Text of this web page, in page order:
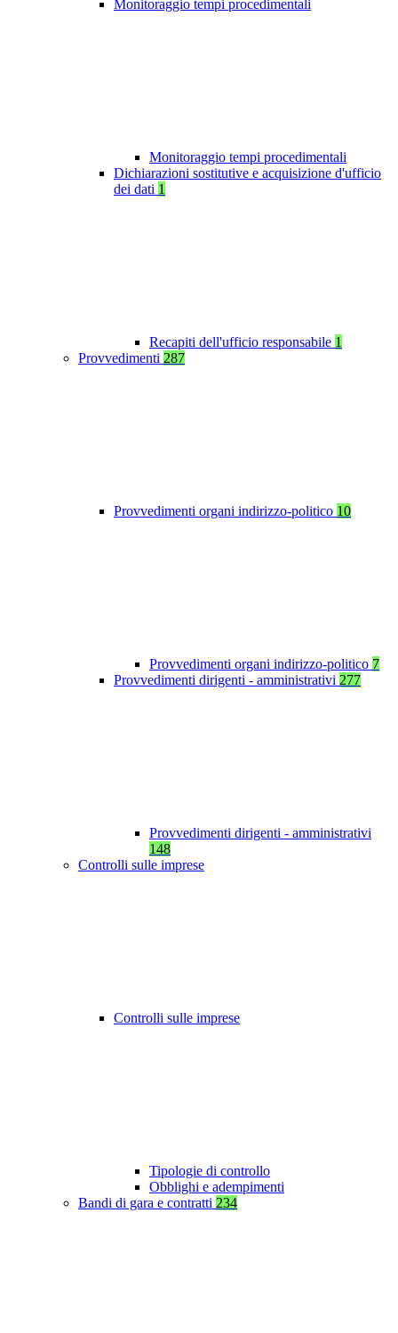
Monitoraggio tempi procedimentali
Monitoraggio tempi procedimentali
Dichiarazioni sostitutive e acquisizione d'ufficio
dei dati 1
Recapiti dell'ufficio responsabile 1
Provvedimenti 287
Provvedimenti organi indirizzo-politico 10
Provvedimenti organi indirizzo-politico 7
Provvedimenti dirigenti - amministrativi 277
Provvedimenti dirigenti - amministrativi
148
Controlli sulle imprese
Controlli sulle imprese
Tipologie di controllo
Obblighi e adempimenti
Bandi di gara e contratti 234